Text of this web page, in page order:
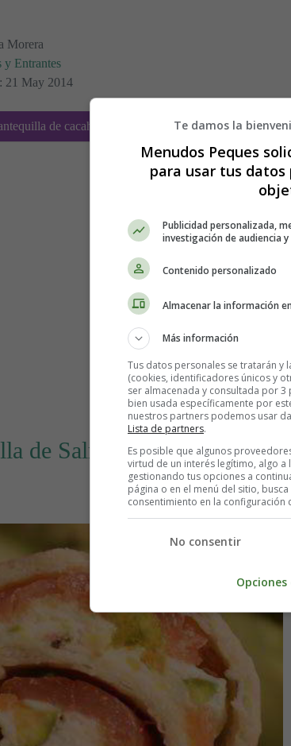
Morera
y Entrantes
21 May 2014
de cacahuete y mermelada
de Salmón y Queso
Te damos la
Menudos Peques
para usar tus datos
Publicidad personalizada,
investigación de audiencia
Contenido personalizado
Almacenar la información
Más información
Tus datos personales se tratarán y
(cookies, identificadores únicos y
ser almacenada y consultada por
bien usada específicamente por
nuestros partners podemos usar
Lista de partners.
Es posible que algunos
virtud de un interés legítimo, algo
gestionando tus opciones a
página o en el menú del sitio,
consentimiento en la configuración
No consentir